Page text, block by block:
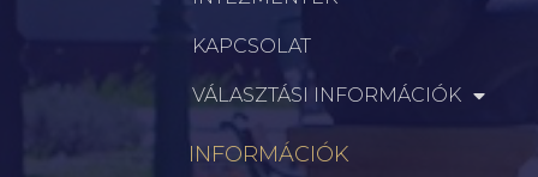
KAPCSOLAT
VÁLASZTÁSI INFORMÁCIÓK
INFORMÁCIÓK